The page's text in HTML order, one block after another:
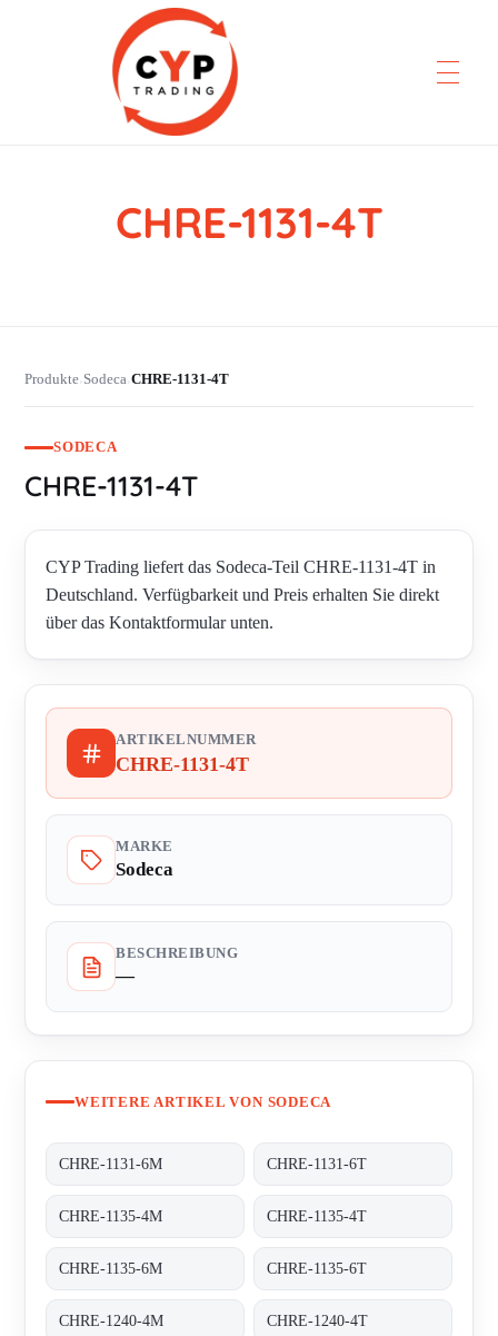
CYP Trading
Professionelle Ersatzteilbeschaffung
CHRE-1131-4T
Produkte›Sodeca›CHRE-1131-4T
SODECA
CHRE-1131-4T
CYP Trading liefert das Sodeca-Teil CHRE-1131-4T in
Deutschland. Verfügbarkeit und Preis erhalten Sie direkt
über das Kontaktformular unten.
ARTIKELNUMMER
CHRE-1131-4T
MARKE
Sodeca
BESCHREIBUNG
—
WEITERE ARTIKEL VON SODECA
CHRE-1131-6M CHRE-1131-6T
CHRE-1135-4M CHRE-1135-4T
CHRE-1135-6M CHRE-1135-6T
CHRE-1240-4M CHRE-1240-4T